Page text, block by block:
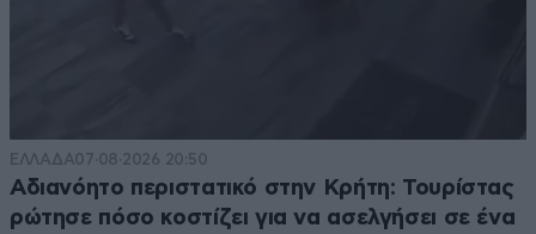
ΕΛΛΑΔΑ07·08·2026 20:50
Αδιανόητο περιστατικό στην Κρήτη: Τουρίστας
ρώτησε πόσο κοστίζει για να ασελγήσει σε ένα